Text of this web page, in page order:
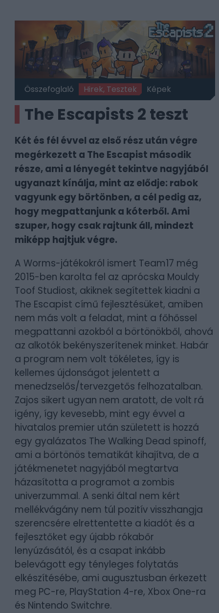
Összefoglaló Hirek, Tesztek Képek
The Escapists 2 teszt
Két és fél évvel az első rész után végre
megérkezett a The Escapist második
része, ami a lényegét tekintve nagyjából
ugyanazt kínálja, mint az elődje: rabok
vagyunk egy börtönben, a cél pedig az,
hogy megpattanjunk a kóterből. Ami
szuper, hogy csak rajtunk áll, mindezt
miképp hajtjuk végre.
A Worms-játékokról ismert Team17 még
2015-ben karolta fel az aprócska Mouldy
Toof Studiost, akiknek segítettek kiadni a
The Escapist című fejlesztésüket, amiben
nem más volt a feladat, mint a főhőssel
megpattanni azokból a börtönökből, ahová
az alkotók bekényszerítenek minket. Habár
a program nem volt tökéletes, így is
kellemes újdonságot jelentett a
menedzselős/tervezgetős felhozatalban.
Zajos sikert ugyan nem aratott, de volt rá
igény, így kevesebb, mint egy évvel a
hivatalos premier után született is hozzá
egy gyalázatos The Walking Dead spinoff,
ami a börtönös tematikát kihajítva, de a
játékmenetet nagyjából megtartva
házasította a programot a zombis
univerzummal. A senki által nem kért
mellékvágány nem túl pozitív visszhangja
szerencsére elrettentette a kiadót és a
fejlesztőket egy újabb rókabőr
lenyúzásától, és a csapat inkább
belevágott egy tényleges folytatás
elkészítésébe, ami augusztusban érkezett
meg PC-re, PlayStation 4-re, Xbox One-ra
és Nintendo Switchre.